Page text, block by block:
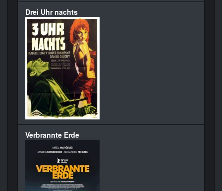
Drei Uhr nachts
Verbrannte Erde